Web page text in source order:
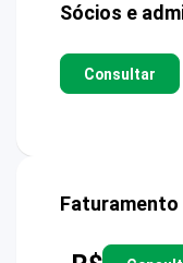
Sócios e
Consultar
Faturamento